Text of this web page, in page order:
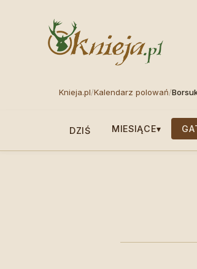
Knieja.pl/Kalendarz polowań/
DZIŚ MIESIĄCE▾